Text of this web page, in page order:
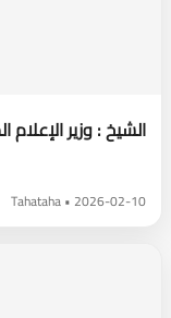
الشيخ : وزير
2026-02-10 • Tahataha